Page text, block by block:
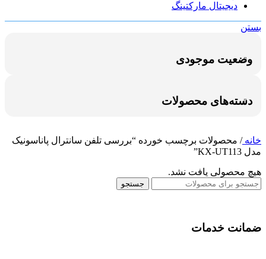
دیجیتال مارکتینگ
بستن
وضعیت موجودی
دسته‌های محصولات
خانه/ محصولات برچسب خورده “بررسی تلفن سانترال پاناسونیک
مدل KX-UT113”
هیچ محصولی یافت نشد.
جستجو
ضمانت خدمات